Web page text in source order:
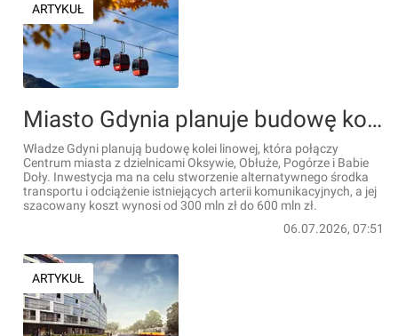
ARTYKUŁ
Miasto Gdynia planuje budowę kolei linowej, która połączy Centrum miasta z dzielnicami Oksywie, Obłuże, Pogórze i Babie Doły
Władze Gdyni planują budowę kolei linowej, która połączy
Centrum miasta z dzielnicami Oksywie, Obłuże, Pogórze i Babie
Doły. Inwestycja ma na celu stworzenie alternatywnego środka
transportu i odciążenie istniejących arterii komunikacyjnych, a jej
szacowany koszt wynosi od 300 mln zł do 600 mln zł.
06.07.2026, 07:51
ARTYKUŁ